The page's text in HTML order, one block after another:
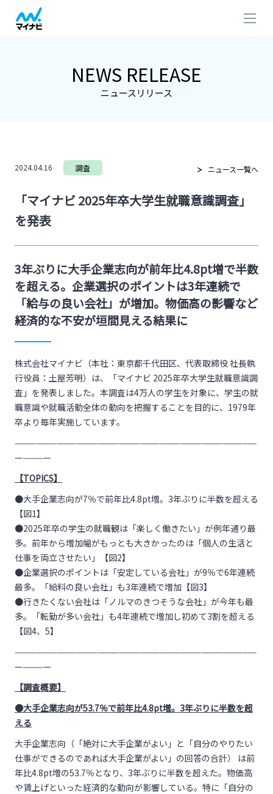
NEWS RELEASE
ニュースリリース
2024.04.16 調査 ニュース一覧へ
「マイナビ 2025年卒大学生就職意識調査」
を発表
3年ぶりに大手企業志向が前年比4.8pt増で半数
を超える。企業選択のポイントは3年連続で
「給与の良い会社」が増加。物価高の影響など
経済的な不安が垣間見える結果に
株式会社マイナビ（本社：東京都千代田区、代表取締役 社長執
行役員：土屋芳明）は、「マイナビ 2025年卒大学生就職意識調
査」を発表しました。本調査は4万人の学生を対象に、学生の就
職意識や就職活動全体の動向を把握することを目的に、1979年
卒より毎年実施しています。
———————————————————————————————————
—————
【TOPICS】
●大手企業志向が7％で前年比4.8pt増。3年ぶりに半数を超える
【図1】
●2025年卒の学生の就職観は「楽しく働きたい」が例年通り最
多。前年から増加幅がもっとも大きかったのは「個人の生活と
仕事を両立させたい」【図2】
●企業選択のポイントは「安定している会社」が9％で6年連続
最多。「給料の良い会社」も3年連続で増加【図3】
●行きたくない会社は「ノルマのきつそうな会社」が今年も最
多。「転勤が多い会社」も4年連続で増加し初めて3割を超える
【図4、5】
———————————————————————————————————
—————
【調査概要】
●大手企業志向が53.7％で前年比4.8pt増。3年ぶりに半数を超
える
大手企業志向（「絶対に大手企業がよい」と「自分のやりたい
仕事ができるのであれば大手企業がよい」の回答の合計） は前
年比4.8pt増の53.7％となり、3年ぶりに半数を超えた。物価高
や賃上げといった経済的な動向が影響している。特に「自分の